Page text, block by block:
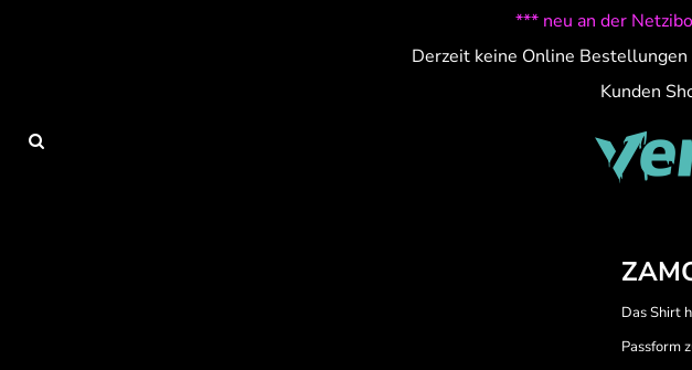
*** neu an der
Derzeit keine Online
Kunden
Das Shirt
Passform
Currency: